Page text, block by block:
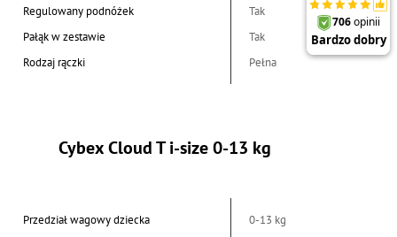
Regulowany podnóżek
Tak
Pałąk w zestawie
Tak
Rodzaj rączki
Pełna
Cybex Cloud T i-size 0-13 kg
Przedział wagowy dziecka
0-13 kg